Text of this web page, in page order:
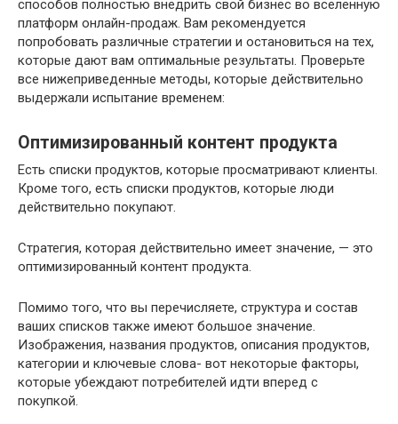
способов полностью внедрить свой бизнес во вселенную
платформ онлайн-продаж. Вам рекомендуется
попробовать различные стратегии и остановиться на тех,
которые дают вам оптимальные результаты. Проверьте
все нижеприведенные методы, которые действительно
выдержали испытание временем:
Оптимизированный контент продукта
Есть списки продуктов, которые просматривают клиенты.
Кроме того, есть списки продуктов, которые люди
действительно покупают.
Стратегия, которая действительно имеет значение, — это
оптимизированный контент продукта.
Помимо того, что вы перечисляете, структура и состав
ваших списков также имеют большое значение.
Изображения, названия продуктов, описания продуктов,
категории и ключевые слова- вот некоторые факторы,
которые убеждают потребителей идти вперед с
покупкой.